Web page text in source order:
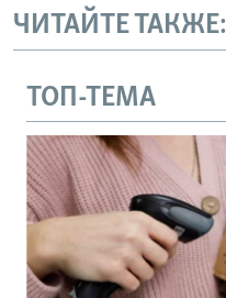
ЧИТАЙТЕ ТАКЖЕ:
ТОП-ТЕМА